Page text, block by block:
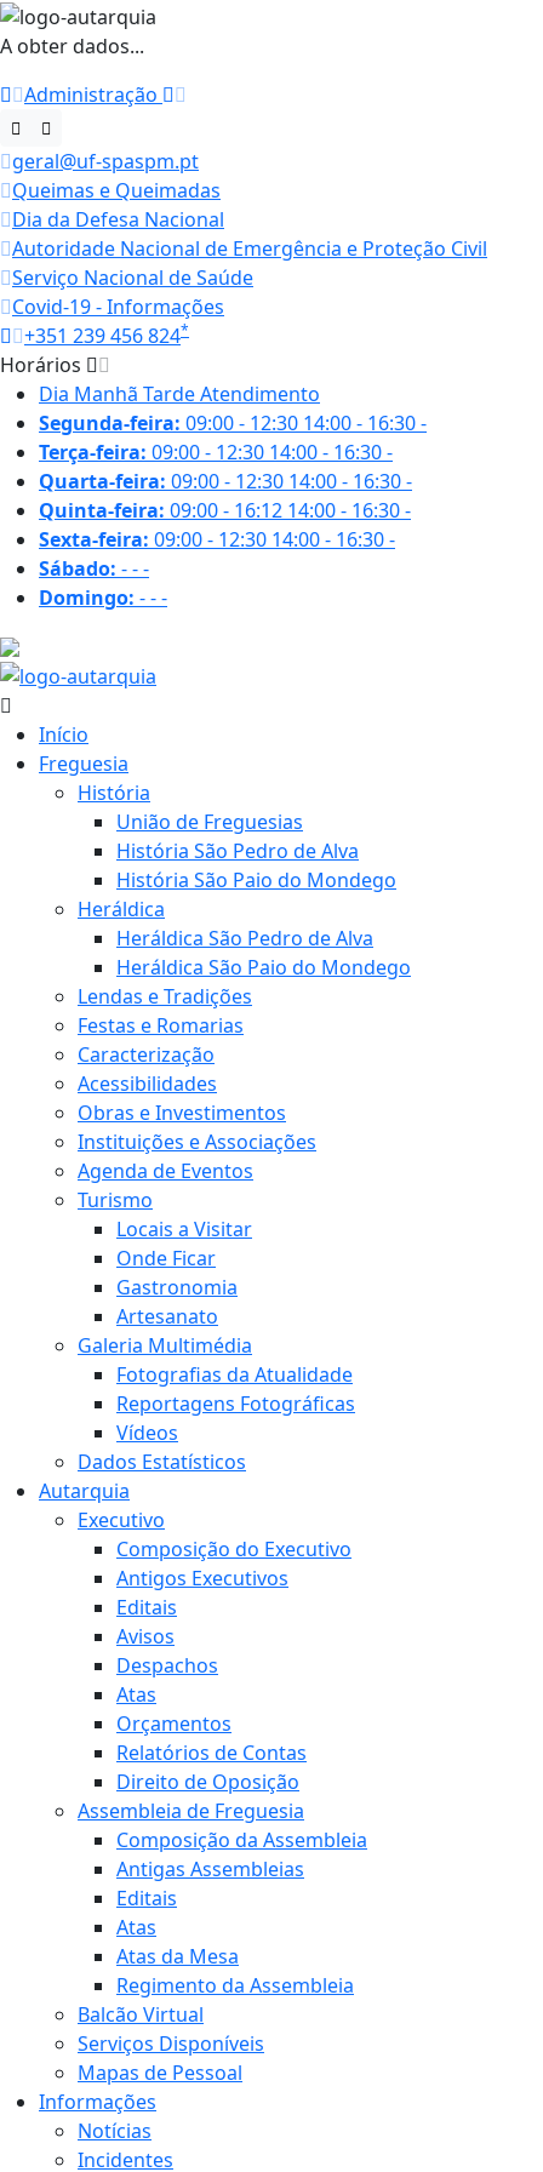
A obter dados...
Administração
geral@uf-spaspm.pt
Queimas e Queimadas
Dia da Defesa Nacional
Autoridade Nacional de Emergência e Proteção Civil
Serviço Nacional de Saúde
Covid-19 - Informações
+351 239 456 824*
Horários
Dia Manhã TardeAtendimento
Segunda-feira: 09:00 - 12:30 14:00 - 16:30-
Terça-feira: 09:00 - 12:30 14:00 - 16:30-
Quarta-feira: 09:00 - 12:30 14:00 - 16:30-
Quinta-feira: 09:00 - 16:12 14:00 - 16:30-
Sexta-feira: 09:00 - 12:30 14:00 - 16:30-
Sábado: ---
Domingo: ---
Início
Freguesia
História
União de Freguesias
História São Pedro de Alva
História São Paio do Mondego
Heráldica
Heráldica São Pedro de Alva
Heráldica São Paio do Mondego
Lendas e Tradições
Festas e Romarias
Caracterização
Acessibilidades
Obras e Investimentos
Instituições e Associações
Agenda de Eventos
Turismo
Locais a Visitar
Onde Ficar
Gastronomia
Artesanato
Galeria Multimédia
Fotografias da Atualidade
Reportagens Fotográficas
Vídeos
Dados Estatísticos
Autarquia
Executivo
Composição do Executivo
Antigos Executivos
Editais
Avisos
Despachos
Atas
Orçamentos
Relatórios de Contas
Direito de Oposição
Assembleia de Freguesia
Composição da Assembleia
Antigas Assembleias
Editais
Atas
Atas da Mesa
Regimento da Assembleia
Balcão Virtual
Serviços Disponíveis
Mapas de Pessoal
Informações
Notícias
Incidentes